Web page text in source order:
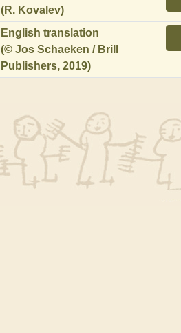
(R. Kovalev)
English translation
(© Jos Schaeken / Brill
Publishers, 2019)